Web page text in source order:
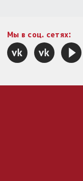
Мы в соц. сетях: